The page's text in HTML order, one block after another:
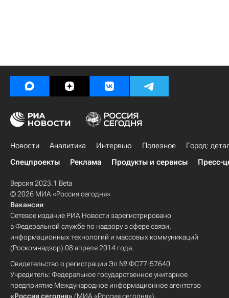
Новости Аналитика Интервью Полезное
Город:
Спецпроекты
Реклама Продукты и сервисы Пресс-
Версия 2023.1 Beta
© 2026 МИА «Россия сегодня»
Вакансии
Сетевое издание РИА Новости зарегистрировано
в Федеральной службе по надзору в сфере связи,
информационных технологий и массовых коммуникаций
(Роскомнадзор) 08 апреля 2014 года.
Свидетельство о регистрации Эл № ФС77-57640
Учредитель: Федеральное государственное унитарное
предприятие Международное информационное агентство
«Россия сегодня» (МИА «Россия сегодня»).